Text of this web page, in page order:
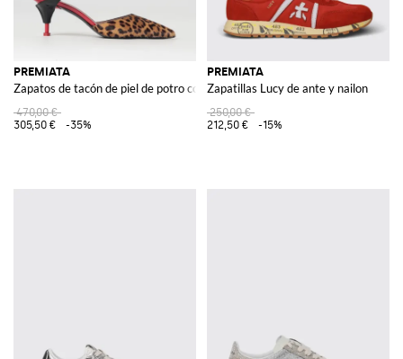
PREMIATA
Zapatos de tacón de piel de potro con estampado animal y cuero
470,00 €
305,50 €
-35%
PREMIATA
Zapatillas Lucy de ante y nailon
250,00 €
212,50 €
-15%